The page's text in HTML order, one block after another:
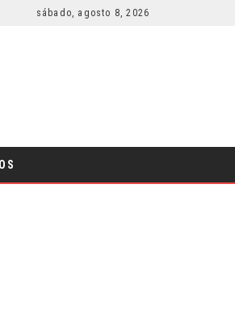
CINE
sábado, agosto 8, 2026